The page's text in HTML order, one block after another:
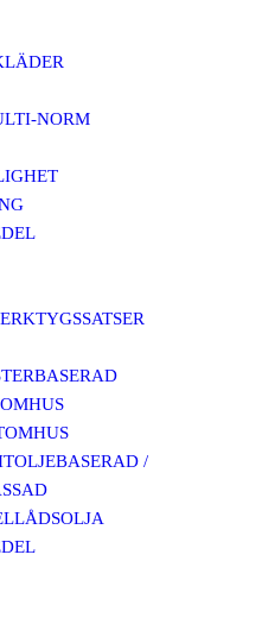
NORM
/